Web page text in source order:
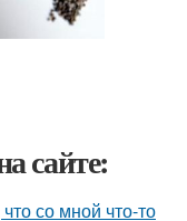
сайте:
со мной что-то